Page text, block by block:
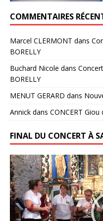
COMMENTAIRES
Marcel CLERMONT dans
BORELLY
Buchard Nicole dans
BORELLY
MENUT GERARD dans
Annick dans CONCERT
FINAL DU CONCERT À
Lecteur
vidéo